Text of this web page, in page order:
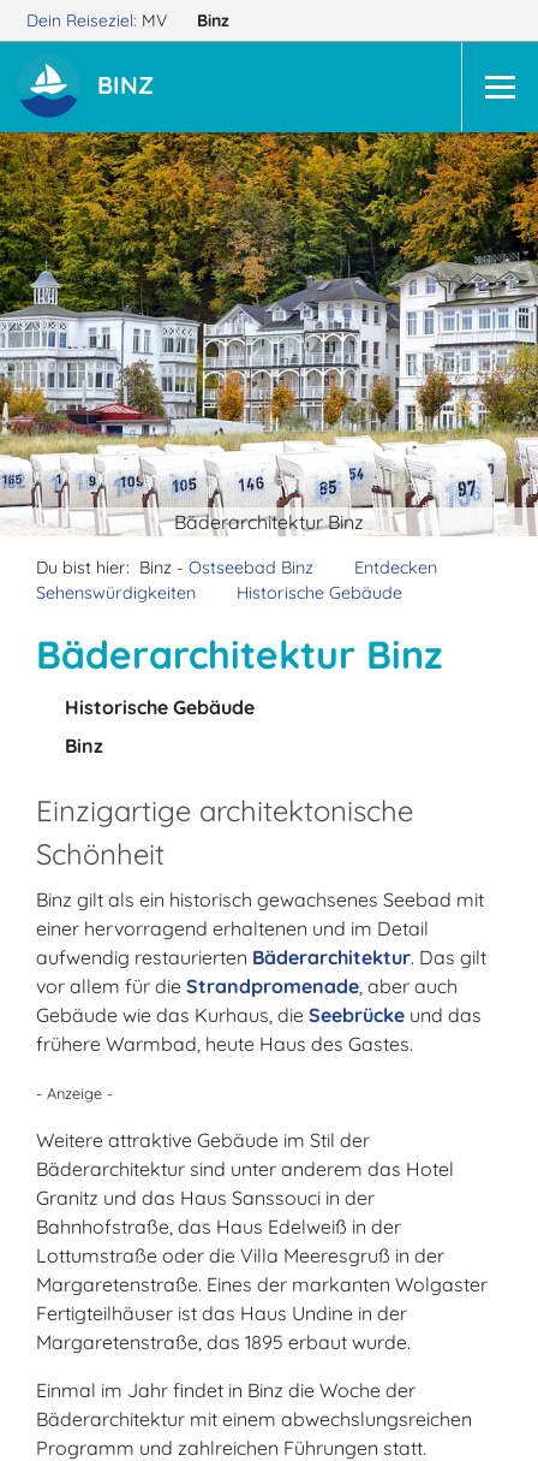
Dein Reiseziel: MV Binz
BINZ
Bäderarchitektur Binz
Du bist hier: Binz - Ostseebad Binz
Entdecken
Sehenswürdigkeiten
Historische Gebäude
Bäderarchitektur Binz
Historische Gebäude
Binz
Einzigartige architektonische
Schönheit
Binz gilt als ein historisch gewachsenes Seebad mit
einer hervorragend erhaltenen und im Detail
aufwendig restaurierten Bäderarchitektur. Das gilt
vor allem für die Strandpromenade, aber auch
Gebäude wie das Kurhaus, die Seebrücke und das
frühere Warmbad, heute Haus des Gastes.
- Anzeige -
Weitere attraktive Gebäude im Stil der
Bäderarchitektur sind unter anderem das Hotel
Granitz und das Haus Sanssouci in der
Bahnhofstraße, das Haus Edelweiß in der
Lottumstraße oder die Villa Meeresgruß in der
Margaretenstraße. Eines der markanten Wolgaster
Fertigteilhäuser ist das Haus Undine in der
Margaretenstraße, das 1895 erbaut wurde.
Einmal im Jahr findet in Binz die Woche der
Bäderarchitektur mit einem abwechslungsreichen
Programm und zahlreichen Führungen statt.